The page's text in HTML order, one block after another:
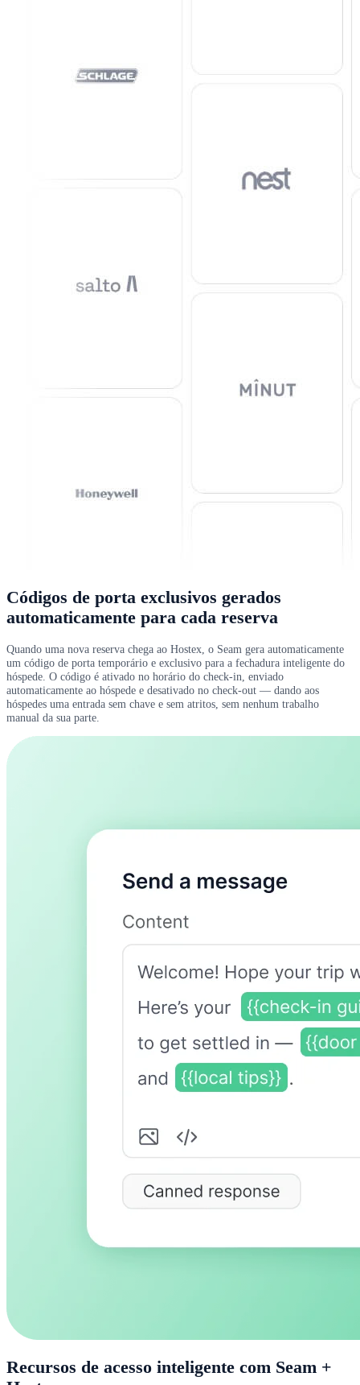
Códigos de porta exclusivos gerados
automaticamente para cada reserva
Quando uma nova reserva chega ao Hostex, o Seam gera automaticamente
um código de porta temporário e exclusivo para a fechadura inteligente do
hóspede. O código é ativado no horário do check-in, enviado
automaticamente ao hóspede e desativado no check-out — dando aos
hóspedes uma entrada sem chave e sem atritos, sem nenhum trabalho
manual da sua parte.
Recursos de acesso inteligente com Seam +